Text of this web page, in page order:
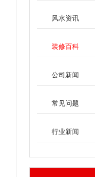
风水资讯
装修百科
公司新闻
常见问题
行业新闻